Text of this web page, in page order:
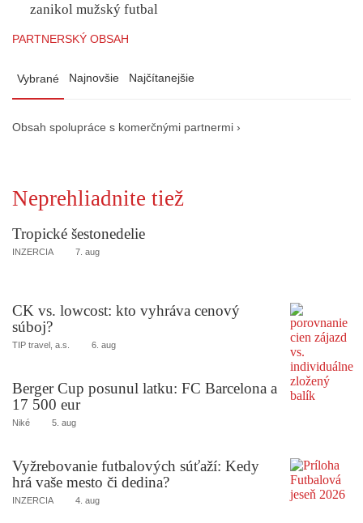
zanikol mužský futbal
PARTNERSKÝ OBSAH
Vybrané Najnovšie Najčítanejšie
Obsah spolupráce s komerčnými partnermi ›
Neprehliadnite tiež
Tropické šestonedelie
INZERCIA 7. aug
CK vs. lowcost: kto vyhráva cenový
súboj?
TIP travel, a.s. 6. aug
Berger Cup posunul latku: FC Barcelona a
17 500 eur
Niké 5. aug
Vyžrebovanie futbalových súťaží: Kedy
hrá vaše mesto či dedina?
INZERCIA 4. aug